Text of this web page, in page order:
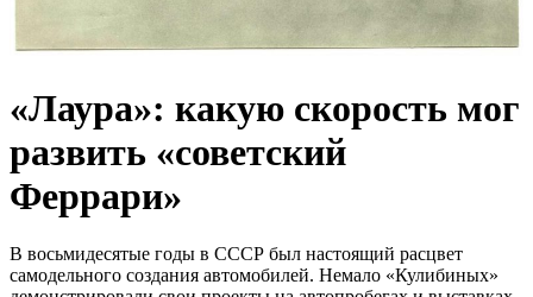
«Лаура»: какую скорость мог
развить «советский
Феррари»
В восьмидесятые годы в СССР был настоящий расцвет
самодельного создания автомобилей. Немало «Кулибиных»